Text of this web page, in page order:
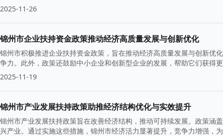
2025-11-26
锦州市企业扶持资金政策推动经济高质量发展与创新优化
锦州市积极推进企业扶持资金政策，旨在推动经济高质量发展与创新优
争力。此外，政策还鼓励中小企业和创新型企业的发展，帮助它们获得
2025-11-19
锦州市产业发展扶持政策助推经济结构优化与实效提升
锦州市产业发展扶持政策旨在改善经济结构，推动可持续发展。政策涵
兴产业。通过实施这些措施，锦州市经济活力显著提升，竞争力增强，